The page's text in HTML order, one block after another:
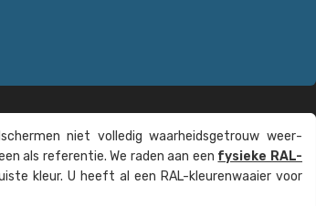
niet volledig waarheids­­getrouw weer­
als referentie. We raden aan een fysieke RAL-
kleur. U heeft al een RAL-kleuren­waaier voor
Kambier BV